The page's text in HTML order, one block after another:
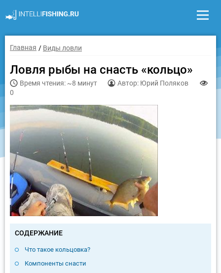
Главная Виды ловли
Ловля рыбы на снасть «кольцо»
Время чтения: ~8 минут
Автор: Юрий Поляков
0
СОДЕРЖАНИЕ
Что такое кольцовка?
Компоненты снасти